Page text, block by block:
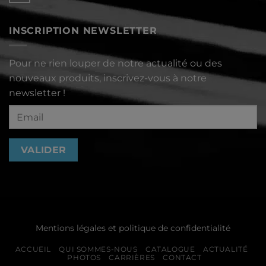
2023
sur
d’information
2023
INSCRIPTION NEWSLETTER
Pour ne rien louper de notre actualité ou des
nouveaux produits, inscrivez-vous à notre
newsletter !
Mentions légales et politique de confidentialité
ACCUEIL QUI SOMMES-NOUS CATALOGUE
ACTUALITÉ
PHOTOS
CARRIÈRES CONTACT